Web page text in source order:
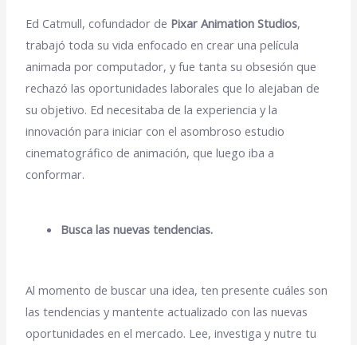
Ed Catmull, cofundador de Pixar Animation Studios,
trabajó toda su vida enfocado en crear una película
animada por computador, y fue tanta su obsesión que
rechazó las oportunidades laborales que lo alejaban de
su objetivo. Ed necesitaba de la experiencia y la
innovación para iniciar con el asombroso estudio
cinematográfico de animación, que luego iba a
conformar.
Busca las nuevas tendencias.
Al momento de buscar una idea, ten presente cuáles son
las tendencias y mantente actualizado con las nuevas
oportunidades en el mercado. Lee, investiga y nutre tu